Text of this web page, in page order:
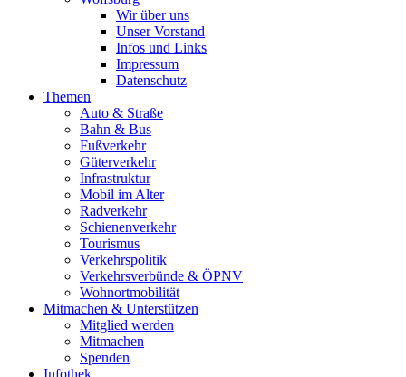
Wir über uns
Unser Vorstand
Infos und Links
Impressum
Datenschutz
Themen
Auto & Straße
Bahn & Bus
Fußverkehr
Güterverkehr
Infrastruktur
Mobil im Alter
Radverkehr
Schienenverkehr
Tourismus
Verkehrspolitik
Verkehrsverbünde & ÖPNV
Wohnortmobilität
Mitmachen & Unterstützen
Mitglied werden
Mitmachen
Spenden
Infothek